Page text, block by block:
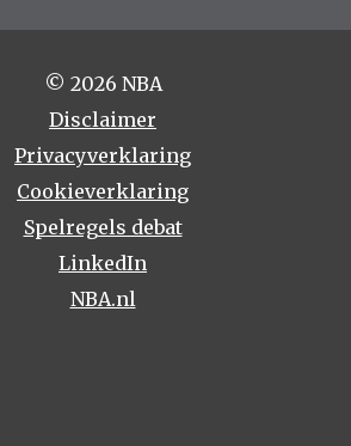
© 2026 NBA
Disclaimer
Privacyverklaring
Cookieverklaring
Spelregels debat
LinkedIn
NBA.nl